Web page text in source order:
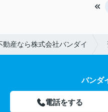
動産なら株式会社バンダイ
バンダ
電話をする